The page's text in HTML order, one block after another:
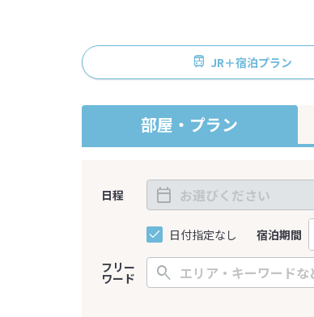
JR＋宿泊プラン
部屋・プラン
日程
日付指定なし 宿泊期間
フリー
ワード